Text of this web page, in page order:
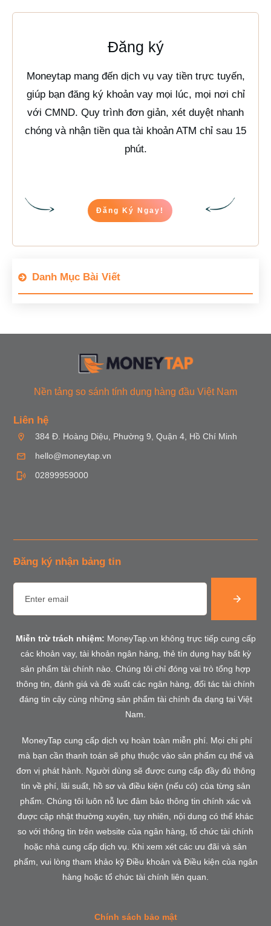
Đăng ký
Moneytap mang đến dịch vụ vay tiền trực tuyến,
giúp bạn đăng ký khoản vay mọi lúc, mọi nơi chỉ
với CMND. Quy trình đơn giản, xét duyệt nhanh
chóng và nhận tiền qua tài khoản ATM chỉ sau 15
phút.
Đăng Ký Ngay!
Danh Mục Bài Viết
Nền tảng so sánh tính dụng hàng đầu Việt Nam
Liên hệ
384 Đ. Hoàng Diệu, Phường 9, Quận 4, Hồ Chí Minh
hello@moneytap.vn
02899959000
Đăng ký nhận bảng tin
Miễn trừ trách nhiệm: MoneyTap.vn không trực tiếp cung cấp
các khoản vay, tài khoản ngân hàng, thẻ tín dụng hay bất kỳ
sản phẩm tài chính nào. Chúng tôi chỉ đóng vai trò tổng hợp
thông tin, đánh giá và đề xuất các ngân hàng, đối tác tài chính
đáng tin cậy cùng những sản phẩm tài chính đa dạng tại Việt
Nam.
MoneyTap cung cấp dịch vụ hoàn toàn miễn phí. Mọi chi phí
mà bạn cần thanh toán sẽ phụ thuộc vào sản phẩm cụ thể và
đơn vị phát hành. Người dùng sẽ được cung cấp đầy đủ thông
tin về phí, lãi suất, hồ sơ và điều kiện (nếu có) của từng sản
phẩm. Chúng tôi luôn nỗ lực đảm bảo thông tin chính xác và
được cập nhật thường xuyên, tuy nhiên, nội dung có thể khác
so với thông tin trên website của ngân hàng, tổ chức tài chính
hoặc nhà cung cấp dịch vụ. Khi xem xét các ưu đãi và sản
phẩm, vui lòng tham khảo kỹ Điều khoản và Điều kiện của ngân
hàng hoặc tổ chức tài chính liên quan.
Chính sách bảo mật